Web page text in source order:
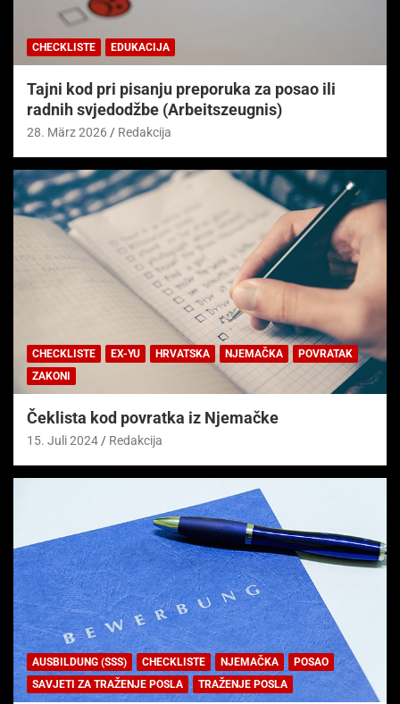
CHECKLISTE EDUKACIJA
Tajni kod pri pisanju preporuka za posao ili
radnih svjedodžbe (Arbeitszeugnis)
28. März 2026 Redakcija
CHECKLISTE EX-YU HRVATSKA NJEMAČKA
POVRATAK
ZAKONI
Čeklista kod povratka iz Njemačke
15. Juli 2024 Redakcija
AUSBILDUNG (SSS) CHECKLISTE NJEMAČKA
POSAO
SAVJETI ZA TRAŽENJE POSLA
TRAŽENJE POSLA